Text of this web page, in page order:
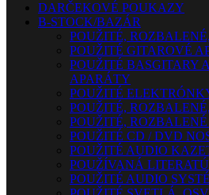
DARČEKOVÉ POUKAZY
B-STOCK/BAZÁR
POUŽITÉ,
POUŽITÉ GITAROVÉ
POUŽITÉ BASGITARY
APARÁTY
POUŽITÉ
POUŽITÉ,
POUŽITÉ,
POUŽITÉ CD / DVD
POUŽITÉ AUDIO
POUŽÍVANÁ
POUŽITÉ AUDIO